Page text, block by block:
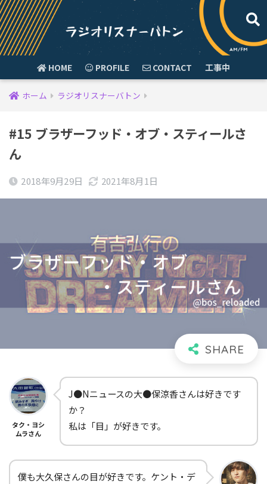
HOME PROFILE CONTACT 工事中
ホーム ラジオリスナーバトン
#15 ブラザーフッド・オブ・スティールさ
ん
2018年9月29日 2021年8月1日
タク・ヨシ
ムラさん
J●Nニュースの大●保涼香さんは好きです
か？
私は「目」が好きです。
僕も大久保さんの目が好きです。ケント・デ